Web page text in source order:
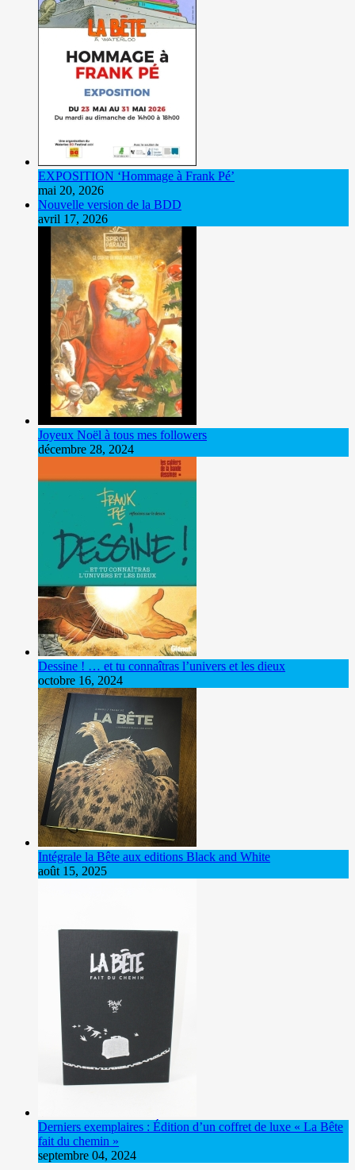
EXPOSITION ‘Hommage à Frank Pé’
mai 20, 2026
Nouvelle version de la BDD
avril 17, 2026
Joyeux Noël à tous mes followers
décembre 28, 2024
Dessine ! … et tu connaîtras l’univers et les dieux
octobre 16, 2024
Intégrale la Bête aux editions Black and White
août 15, 2025
Derniers exemplaires : Édition d’un coffret de luxe « La Bête
fait du chemin »
septembre 04, 2024